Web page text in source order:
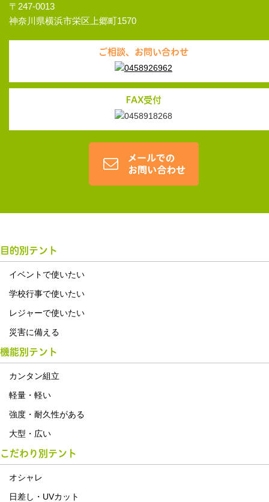
〒247-0013
神奈川県横浜市栄区上郷町1570
ご相談、お問い合わせ
FAX受付
目的別テント
イベントで使いたい
学校行事で使いたい
レジャーで使いたい
災害に備える
機能別テント
カンタン組立
軽量・軽い
強度・耐久性がある
大型・広い
こだわり別テント
オシャレ
日差し・UVカット